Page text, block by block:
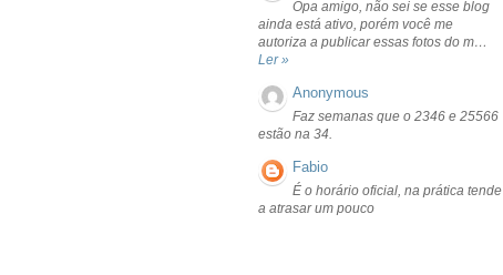
Opa amigo, não sei se esse blog
ainda está ativo, porém você me
autoriza a publicar essas fotos do m…
Ler »
Anonymous
Faz semanas que o 2346 e 25566
estão na 34.
Fabio
É o horário oficial, na prática tende
a atrasar um pouco